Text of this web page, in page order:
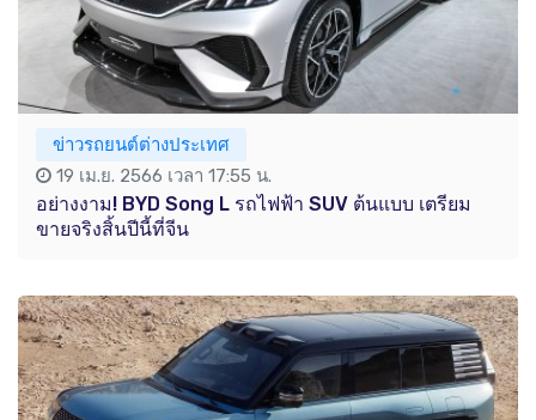
ข่าวรถยนต์ต่างประเทศ
19 เม.ย. 2566 เวลา 17:55 น.
อย่างงาม! BYD Song L รถไฟฟ้า SUV ต้นแบบ เตรียม
ขายจริงสิ้นปีนี้ที่จีน